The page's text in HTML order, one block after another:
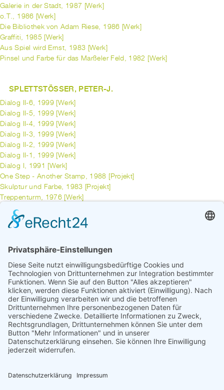
Galerie in der Stadt, 1987 [Werk]
o.T., 1986 [Werk]
Die Bibliothek von Adam Riese, 1986 [Werk]
Graffiti, 1985 [Werk]
Aus Spiel wird Ernst, 1983 [Werk]
Pinsel und Farbe für das Marßeler Feld, 1982 [Werk]
SPLETTSTÖSSER, PETER-J.
Dialog II-6, 1999 [Werk]
Dialog II-5, 1999 [Werk]
Dialog II-4, 1999 [Werk]
Dialog II-3, 1999 [Werk]
Dialog II-2, 1999 [Werk]
Dialog II-1, 1999 [Werk]
Dialog I, 1991 [Werk]
One Step - Another Stamp, 1988 [Projekt]
Skulptur und Farbe, 1983 [Projekt]
Treppenturm, 1976 [Werk]
Kunst und Aktion in Huchting, 1976 [Werk]
o.T., 1976 [Werk]
Wand-bemalungen "Kunst und Aktion in Huchting", 1975 [Projekt]
Der Tröpfler „Il gocciolatoio“, 2004 [Werk]
vorherige
1
...
8
9
10
11
14